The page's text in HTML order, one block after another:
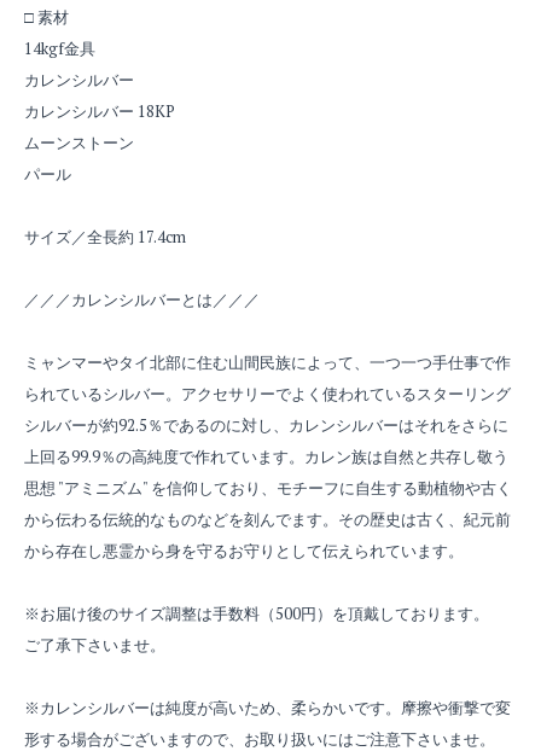
□ 素材
14kgf金具
カレンシルバー
カレンシルバー 18KP
ムーンストーン
パール
サイズ／全長約 17.4cm
／／／カレンシルバーとは／／／
ミャンマーやタイ北部に住む山間民族によって、一つ一つ手仕事で作
られているシルバー。アクセサリーでよく使われているスターリング
シルバーが約92.5％であるのに対し、カレンシルバーはそれをさらに
上回る99.9％の高純度で作れています。カレン族は自然と共存し敬う
思想 "アミニズム" を信仰しており、モチーフに自生する動植物や古く
から伝わる伝統的なものなどを刻んでます。その歴史は古く、紀元前
から存在し悪霊から身を守るお守りとして伝えられています。
※お届け後のサイズ調整は手数料（500円）を頂戴しております。
ご了承下さいませ。
※カレンシルバーは純度が高いため、柔らかいです。摩擦や衝撃で変
形する場合がございますので、お取り扱いにはご注意下さいませ。